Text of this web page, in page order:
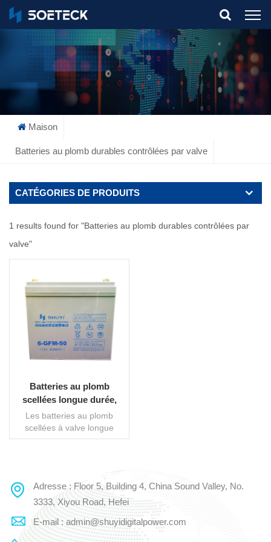
What Are You Looking For?
Maison
Batteries au plomb durables contrôlées par valve
CATÉGORIES DE PRODUITS
1 results found for "Batteries au plomb durables contrôlées par
valve"
Batteries au plomb
scellées longue durée,
contrôlées par valve
Les batteries au plomb
scellées à valve longue
durée (batteries VRLA) sont
performances durables. Les
batteries VRLA ne
nécessitent aucun entretien,
ce qui signifie qu'elles ne
nécessitent pas d'ajout
LIRE LA SUITE
Adresse : Floor 5, Building 4, China Sound Valley, No.
3333, Xiyou Road, Hefei
E-mail : admin@shuyidigitalpower.com